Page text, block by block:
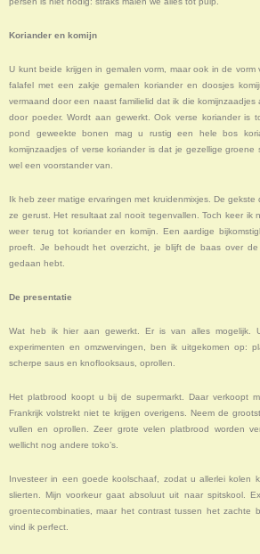
Koriander en komijn
U kunt beide krijgen in gemalen vorm, maar ook in de
falafel met een zakje gemalen koriander en doosjes
vermaand door een naast familielid dat ik die
door poeder. Wordt aan gewerkt. Ook verse koriander is
pond geweekte bonen mag u rustig een hele bos
komijnzaadjes of verse koriander is dat je gezellige groene
wel een voorstander van.
Ik heb zeer matige ervaringen met kruidenmixjes. De gekste
ze gerust. Het resultaat zal nooit tegenvallen. Toch keer ik
weer terug tot koriander en komijn. Een aardige
proeft. Je behoudt het overzicht, je blijft de baas over
gedaan hebt.
De presentatie
Wat heb ik hier aan gewerkt. Er is van alles mogelijk.
experimenten en omzwervingen, ben ik uitgekomen op:
scherpe saus en knoflooksaus, oprollen.
Het platbrood koopt u bij de supermarkt. Daar verkoopt
Frankrijk volstrekt niet te krijgen overigens. Neem de
vullen en oprollen. Zeer grote velen platbrood worden
wellicht nog andere toko’s.
Investeer in een goede koolschaaf, zodat u allerlei kolen
slierten. Mijn voorkeur gaat absoluut uit naar spitskool.
groentecombinaties, maar het contrast tussen het zachte
vind ik perfect.